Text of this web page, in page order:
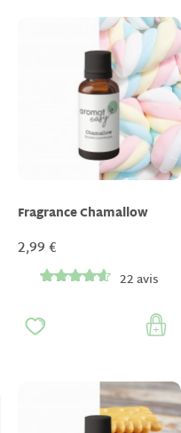
Fragrance Chamallow
2,99 €
22 avis